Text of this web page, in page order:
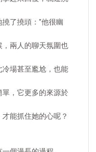
了撓頭："他很幽
兩人的聊天氛圍也
場甚至尷尬，也能
，它更多的來源於
能抓住她的心呢？